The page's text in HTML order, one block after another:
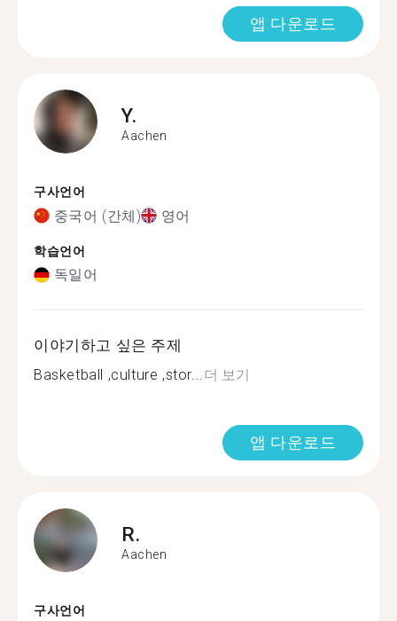
앱 다운로드
Y.
Aachen
구사언어
중국어 (간체) 영어
학습언어
독일어
이야기하고 싶은 주제
Basketball ,culture ,stor...더 보기
앱 다운로드
R.
Aachen
구사언어